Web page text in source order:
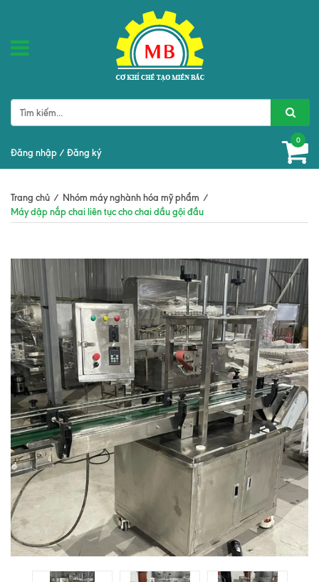
0
Đăng nhập / Đăng ký
Trang chủ / Nhóm máy nghành hóa mỹ phẩm /
Máy dập nắp chai liên tục cho chai dầu gội đầu